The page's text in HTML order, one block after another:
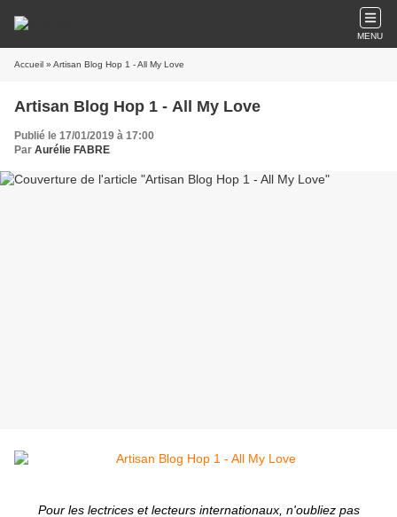
MENU
Accueil » Artisan Blog Hop 1 - All My Love
Artisan Blog Hop 1 - All My Love
Publié le 17/01/2019 à 17:00
Par Aurélie FABRE
Pour les lectrices et lecteurs internationaux, n'oubliez pas